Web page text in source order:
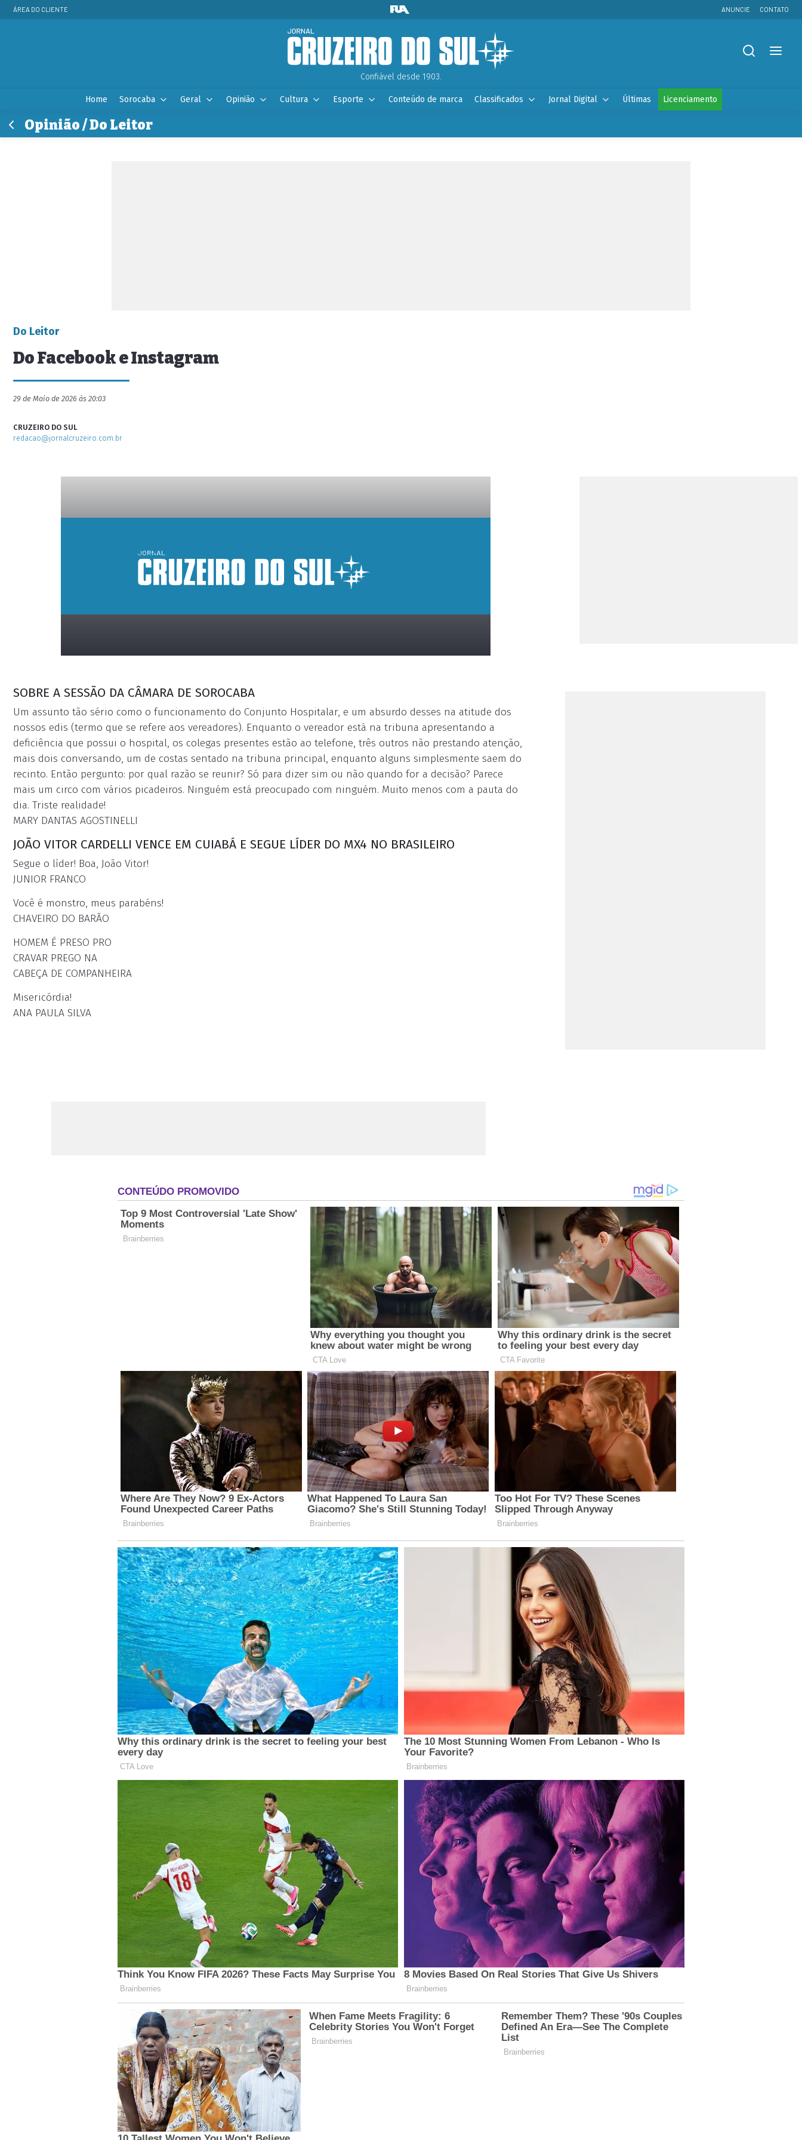
ÁREA DO CLIENTE ANUNCIE CONTATO
Confiável desde 1903.
Home Sorocaba Geral Opinião Cultura Esporte Conteúdo de marca Classificados Jornal Digital Últimas Licenciamento
Opinião / Do Leitor
Do Leitor
Do Facebook e Instagram
29 de Maio de 2026 às 20:03
CRUZEIRO DO SUL
redacao@jornalcruzeiro.com.br
placeholder
SOBRE A SESSÃO DA CÂMARA DE SOROCABA
Um assunto tão sério como o funcionamento do Conjunto Hospitalar, e um absurdo desses na atitude dos
nossos edis (termo que se refere aos vereadores). Enquanto o vereador está na tribuna apresentando a
deficiência que possui o hospital, os colegas presentes estão ao telefone, três outros não prestando atenção,
mais dois conversando, um de costas sentado na tribuna principal, enquanto alguns simplesmente saem do
recinto. Então pergunto: por qual razão se reunir? Só para dizer sim ou não quando for a decisão? Parece
mais um circo com vários picadeiros. Ninguém está preocupado com ninguém. Muito menos com a pauta do
dia. Triste realidade!
MARY DANTAS AGOSTINELLI
JOÃO VITOR CARDELLI VENCE EM CUIABÁ E SEGUE LÍDER DO MX4 NO BRASILEIRO
Segue o líder! Boa, João Vitor!
JUNIOR FRANCO
Você é monstro, meus parabéns!
CHAVEIRO DO BARÃO
HOMEM É PRESO PRO
CRAVAR PREGO NA
CABEÇA DE COMPANHEIRA
Misericórdia!
ANA PAULA SILVA